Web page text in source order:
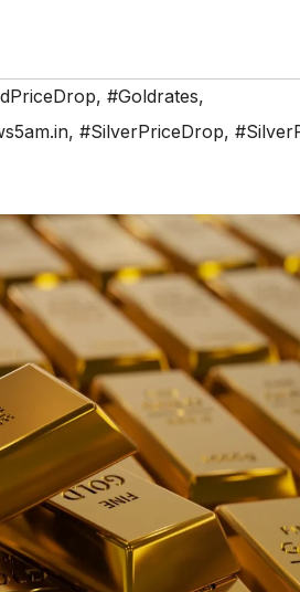
, #Goldrates,
, #SilverPriceDrop,